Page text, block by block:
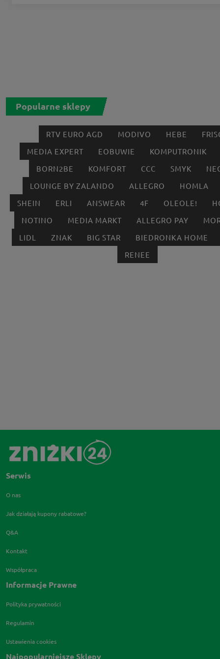
Popularne sklepy
RTV EURO AGD MODIVO HEBE
MEDIA EXPERT
EOBUWIE
KOMPUTRONIK
BORN2BE
KOMFORT CCC SMYK
LOUNGE BY ZALANDO
ALLEGRO
HOMLA
SHEIN
ERLI ANSWEAR 4F OLEOLE!
NOTINO
MEDIA MARKT ALLEGRO PAY
LIDL
ZNAK BIG STAR
BIEDRONKA HOME
RENEE
Serwis
O nas
Jak działają kupony rabatowe?
Q&A
Kontakt
Współpraca
Informacje Prawne
Polityka prywatności
Regulamin
Ustawienia cookies
Najpopularniejsze Sklepy